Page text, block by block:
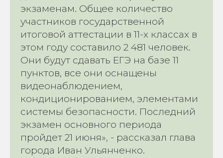
экзаменам. Общее количество
участников государственной
итоговой аттестации в 11-х классах в
этом году составило 2 481 человек.
Они будут сдавать ЕГЭ на базе 11
пунктов, все они оснащены
видеонаблюдением,
кондиционированием, элементами
системы безопасности. Последний
экзамен основного периода
пройдет 21 июня», - рассказал глава
города Иван Ульянченко.